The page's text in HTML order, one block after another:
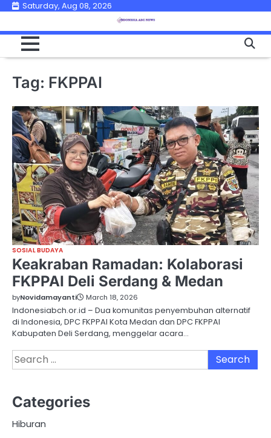
Skip
content
Saturday, Aug 08, 2026
Tag: FKPPAI
SOSIAL BUDAYA
Keakraban Ramadan: Kolaborasi
FKPPAI Deli Serdang & Medan
byNovidamayanti March 18, 2026
Indonesiabch.or.id – Dua komunitas penyembuhan alternatif
di Indonesia, DPC FKPPAI Kota Medan dan DPC FKPPAI
Kabupaten Deli Serdang, menggelar acara…
Search
for:
Categories
Hiburan